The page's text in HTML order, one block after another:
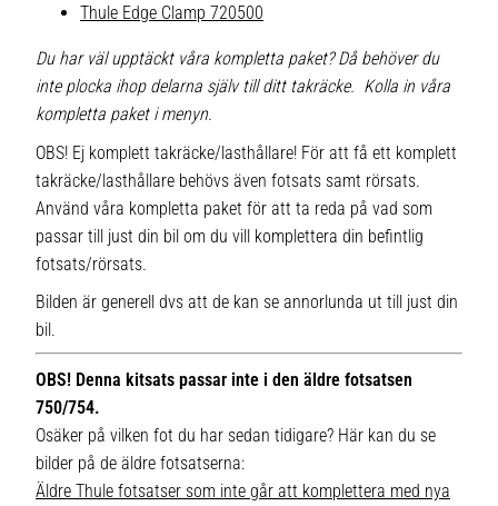
Thule Edge Clamp 720500
Du har väl upptäckt våra kompletta paket? Då behöver du
inte plocka ihop delarna själv till ditt takräcke. Kolla in våra
kompletta paket i menyn.
OBS! Ej komplett takräcke/lasthållare! För att få ett komplett
takräcke/lasthållare behövs även fotsats samt rörsats.
Använd våra kompletta paket för att ta reda på vad som
passar till just din bil om du vill komplettera din befintlig
fotsats/rörsats.
Bilden är generell dvs att de kan se annorlunda ut till just din
bil.
OBS! Denna kitsats passar inte i den äldre fotsatsen
750/754.
Osäker på vilken fot du har sedan tidigare? Här kan du se
bilder på de äldre fotsatserna:
Äldre Thule fotsatser som inte går att komplettera med nya